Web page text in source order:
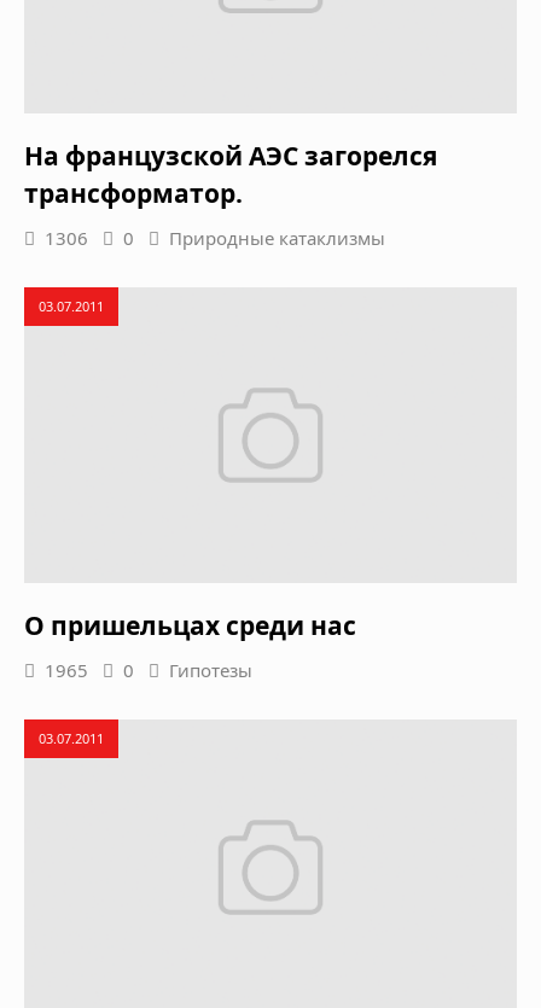
На французской АЭС загорелся
трансформатор.
1306 0 Природные катаклизмы
03.07.2011
О пришельцах среди нас
1965 0 Гипотезы
03.07.2011